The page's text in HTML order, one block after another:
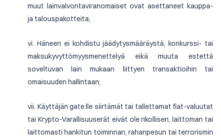
muut lainvalvontaviranomaiset ovat asettaneet kauppa-
ja talouspakotteita;
vi. Häneen ei kohdistu jäädytysmääräystä, konkurssi- tai
maksukyvyttömyysmenettelyä eikä muuta estettä
soveltuvan lain mukaan liittyen transaktioihin tai
omaisuuden hallintaan;
vii. Käyttäjän gate:lle siirtämät tai tallettamat fiat-valuutat
tai Krypto-Varallisuuserät eivät ole rikollisen, laittoman tai
laittomasti hankitun toiminnan, rahanpesun tai terrorismin